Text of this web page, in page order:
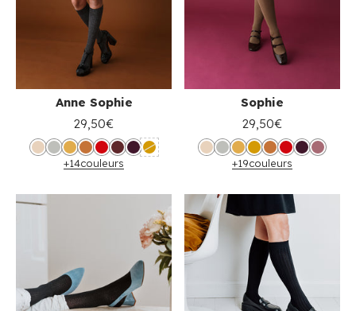
Anne Sophie
29,50€
+14couleurs
Sophie
29,50€
+19couleurs